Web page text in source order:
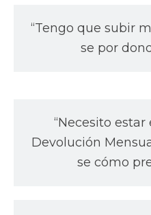
“Tengo que subir
se por
“Necesito
Devolución
se cómo